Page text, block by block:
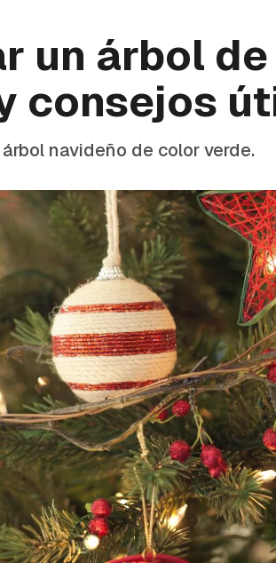
un árbol
consejos
navideño de color verde.